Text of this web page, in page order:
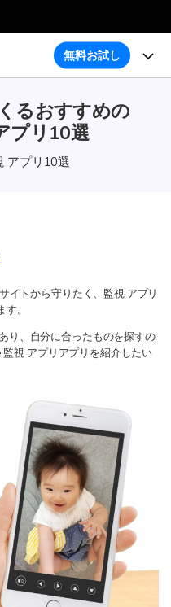
無料お試し
トロール
ログイン
るおすすめの
プリ10選
アプリ10選
イトから守りたく、監視 アプリ
。
り、自分に合ったものを探すの
視 アプリアプリを紹介したい